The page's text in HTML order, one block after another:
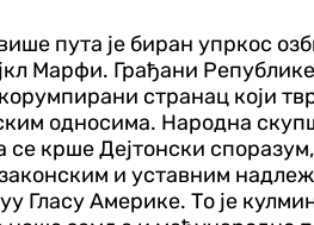
пута је биран упркос
Марфи. Грађани
странац који
односима. Народна
се крше Дејтонски
и уставним
Гласу Америке. То је